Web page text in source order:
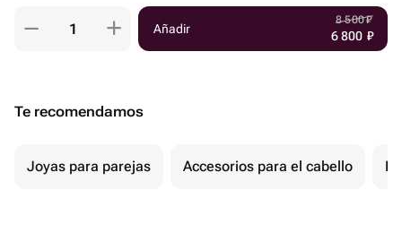
Añadir
8 500₽
6 800 ₽
Te recomendamos
Joyas para parejas Accesorios para el cabello